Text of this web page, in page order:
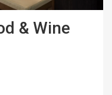
& Wine